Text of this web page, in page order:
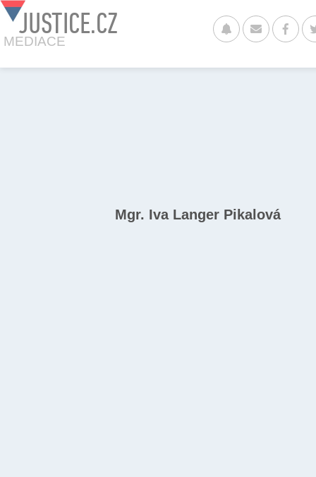
JUSTICE.CZ
MEDIACE
Mgr. Iva Langer Pikalová